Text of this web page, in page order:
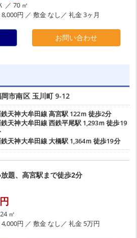
／ 70 ㎡
円 ／ 敷金 なし／ 礼金 3ヶ月
お問い合わせ
岡市南区 玉川町9-12
天神大牟田線高宮駅122ｍ 徒歩2分
天神大牟田線西鉄平尾駅 1,293ｍ 徒歩19
天神大牟田線大橋駅1,364ｍ 徒歩19分
題、高宮駅まで徒歩2分
㎡
円 ／ 敷金 なし／ 礼金 5万円